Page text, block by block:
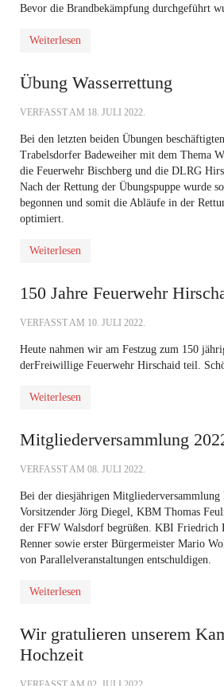
Bevor die Brandbekämpfung durchgeführt
Weiterlesen
Übung Wasserrettung
VERFASST AM 18. JULI 2022.
Bei den letzten beiden Übungen
Trabelsdorfer Badeweiher mit dem Thema
die Feuerwehr Bischberg und die DLRG
Nach der Rettung der Übungspuppe wurde
begonnen und somit die Abläufe in der
optimiert.
Weiterlesen
150 Jahre Feuerwehr
VERFASST AM 10. JULI 2022.
Heute nahmen wir am Festzug zum 150
derFreiwillige Feuerwehr Hirschaid teil.
Weiterlesen
Mitgliederversammlung
VERFASST AM 08. JULI 2022.
Bei der diesjährigen Mitgliederversammlung
Vorsitzender Jörg Diegel, KBM Thomas
der FFW Walsdorf begrüßen. KBI Friedrich
Renner sowie erster Bürgermeister Mario
von Parallelveranstaltungen entschuldigen.
Weiterlesen
Wir gratulieren unserem
Hochzeit